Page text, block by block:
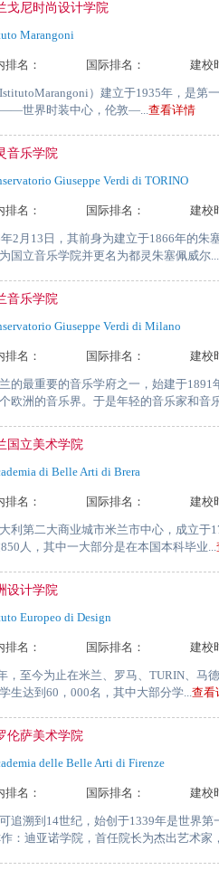
戈尼时尚设计学院
Marangoni
排名： 国际排名： 建校
）建立于1935年，是第
——世界时装中心，伦敦—...查看详情
音乐学院
Giuseppe Verdi di TORINO
排名： 国际排名： 建校
月13日，其前身为建立于1866年的朱
国立音乐学院并更名为都灵朱塞佩威尔...
音乐学院
Giuseppe Verdi di Milano
排名： 国际排名： 建校
最重要的音乐学府之一，始建于1891
欧洲的音乐界。于是年轻的音乐家和音
国立美术学院
di Belle Arti di Brera
排名： 国际排名： 建校
第二大商业城市米兰市中心，成立于
人，其中一大部分是在本国本科毕业...
设计学院
Europeo di Design
排名： 国际排名： 建校
至今为止在米兰、罗马、TURIN、马
生达到60，000名，其中大部分学...查看
伦萨美术学院
delle Belle Arti di Firenze
排名： 国际排名： 建校
溯到14世纪，始创于1339年是世界第
：迪亚诺学院，首任院长为杰出艺术家